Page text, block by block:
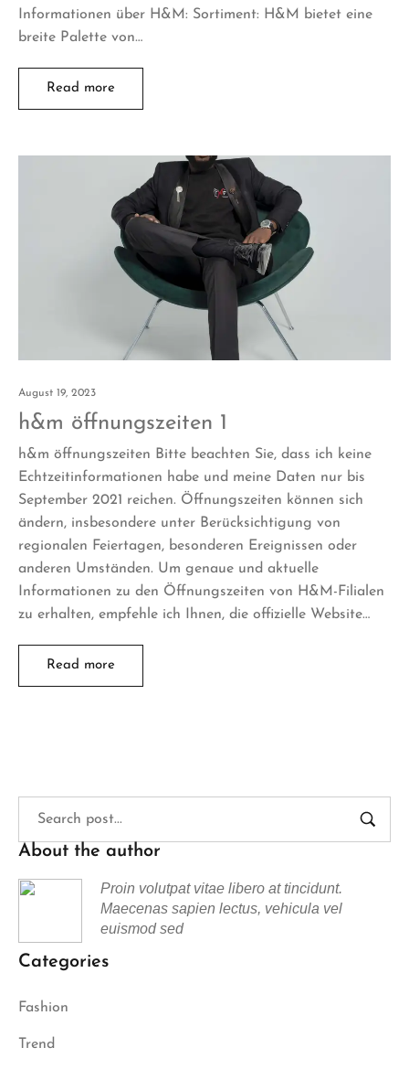
Informationen über H&M: Sortiment: H&M bietet eine
breite Palette von…
Read more
August 19, 2023
h&m öffnungszeiten 1
h&m öffnungszeiten Bitte beachten Sie, dass ich keine
Echtzeitinformationen habe und meine Daten nur bis
September 2021 reichen. Öffnungszeiten können sich
ändern, insbesondere unter Berücksichtigung von
regionalen Feiertagen, besonderen Ereignissen oder
anderen Umständen. Um genaue und aktuelle
Informationen zu den Öffnungszeiten von H&M-Filialen
zu erhalten, empfehle ich Ihnen, die offizielle Website…
Read more
About the author
Proin volutpat vitae libero at tincidunt.
Maecenas sapien lectus, vehicula vel
euismod sed
Categories
Fashion
Trend